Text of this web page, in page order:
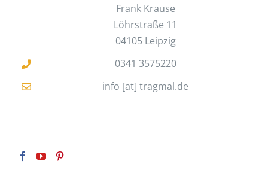
Frank Krause
Löhrstraße 11
04105 Leipzig
0341 3575220
info [at] tragmal.de